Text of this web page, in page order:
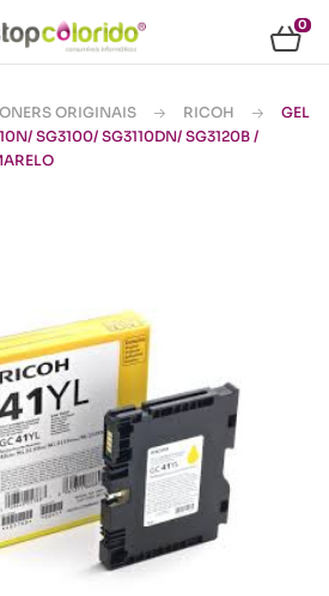
0
ORIGINAIS RICOH
GEL
SG3100/ SG3110DN/ SG3120B /